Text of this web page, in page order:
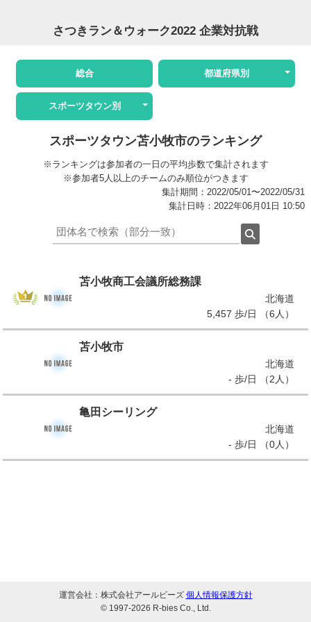
さつきラン＆ウォーク2022 企業対抗戦
総合 都道府県別
スポーツタウン別
スポーツタウン苫小牧市のランキング
※ランキングは参加者の一日の平均歩数で集計されます
※参加者5人以上のチームのみ順位がつきます
集計期間：2022/05/01〜2022/05/31
集計日時：2022年06月01日 10:50
苫小牧商工会議所総務課
北海道
5,457 歩/日 （6人）
苫小牧市
北海道
- 歩/日 （2人）
亀田シーリング
北海道
- 歩/日 （0人）
運営会社：株式会社アールビーズ 個人情報保護方針
© 1997-2026 R-bies Co., Ltd.